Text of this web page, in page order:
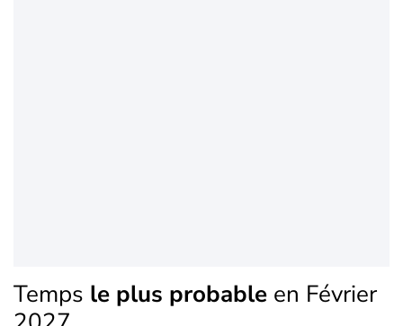
Temps le plus probable en Février